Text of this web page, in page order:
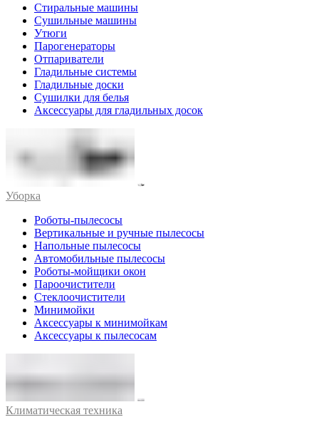
Стиральные машины
Сушильные машины
Утюги
Парогенераторы
Отпариватели
Гладильные системы
Гладильные доски
Сушилки для белья
Аксессуары для гладильных досок
Уборка
Роботы-пылесосы
Вертикальные и ручные пылесосы
Напольные пылесосы
Автомобильные пылесосы
Роботы-мойщики окон
Пароочистители
Стеклоочистители
Минимойки
Аксессуары к минимойкам
Аксессуары к пылесосам
Климатическая техника